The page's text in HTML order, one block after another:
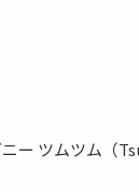
ー ツムツム（